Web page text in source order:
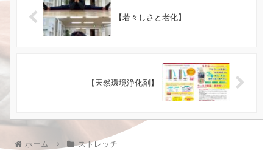
【若々しさと老化】
【天然環境浄化剤】
ホーム ストレッチ